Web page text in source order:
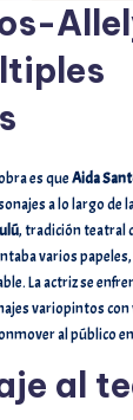
es queAida
a lo largo de
, tradición teatral
varios
La actriz se
variopintos
al público
al